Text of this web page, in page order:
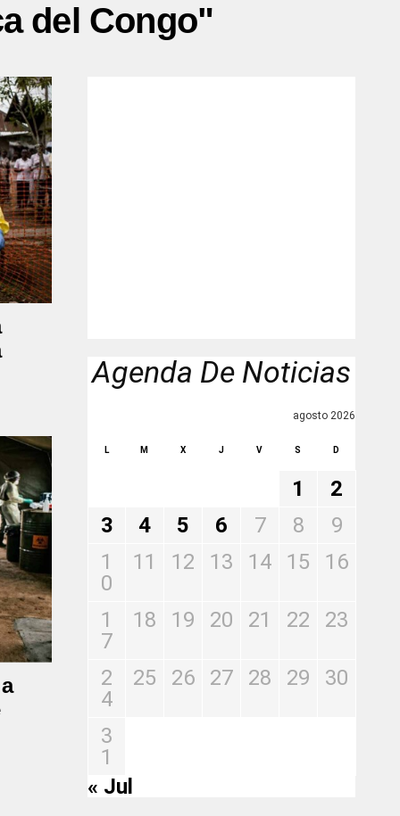
del Congo"
Agenda De Noticias
agosto 2026
L M X J V S D
1
2
3
4 5 6 7 8
9
1
0
11 12 13 14 15 16
1
7
18 19 20 21 22 23
2
4
25 26 27 28 29 30
3
1
« Jul